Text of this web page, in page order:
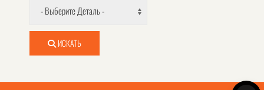
- Выберите Деталь -
ИСКАТЬ